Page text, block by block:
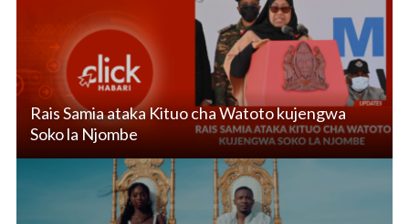
Rais Samia ataka Kituo cha Watoto kujengwa
Soko la Njombe